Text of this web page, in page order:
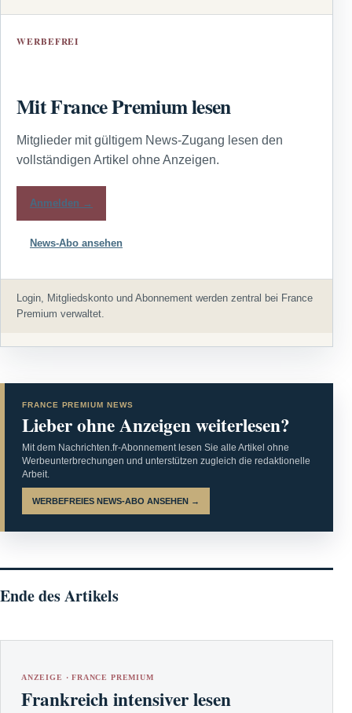
WERBEFREI
Mit France Premium lesen
Mitglieder mit gültigem News-Zugang lesen den
vollständigen Artikel ohne Anzeigen.
Anmelden →
News-Abo ansehen
Login, Mitgliedskonto und Abonnement werden zentral bei France
Premium verwaltet.
FRANCE PREMIUM NEWS
Lieber ohne Anzeigen weiterlesen?
Mit dem Nachrichten.fr-Abonnement lesen Sie alle Artikel ohne
Werbeunterbrechungen und unterstützen zugleich die redaktionelle
Arbeit.
WERBEFREIES NEWS-ABO ANSEHEN →
Ende des Artikels
ANZEIGE · FRANCE PREMIUM
Frankreich intensiver lesen